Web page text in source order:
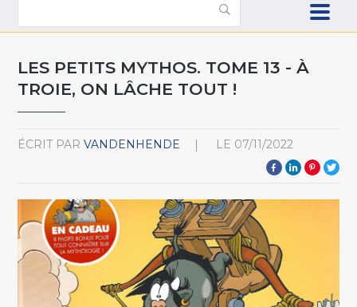
LES PETITS MYTHOS. TOME 13 - À
TROIE, ON LÂCHE TOUT !
ÉCRIT PAR VANDENHENDE LE 07/11/2022